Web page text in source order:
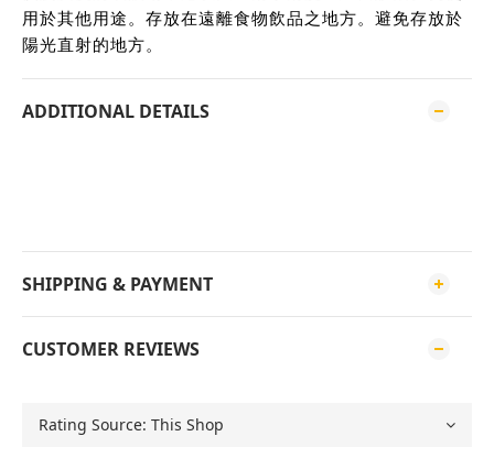
用於其他用途。存放在遠離食物飲品之地方。避免存放於
陽光直射的地方。
ADDITIONAL DETAILS
SHIPPING & PAYMENT
CUSTOMER REVIEWS